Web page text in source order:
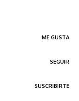
ME GUSTA
SEGUIR
SUSCRIBIRTE